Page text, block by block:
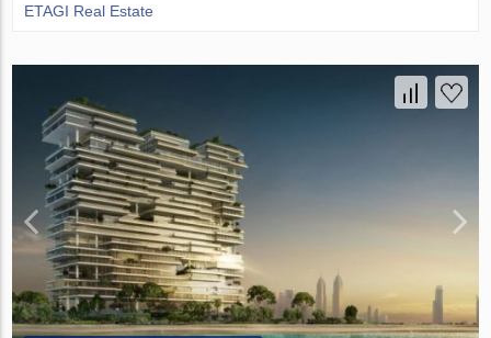
ETAGI Real Estate